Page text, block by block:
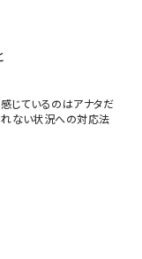
感じているのはアナタだ
れない状況への対応法